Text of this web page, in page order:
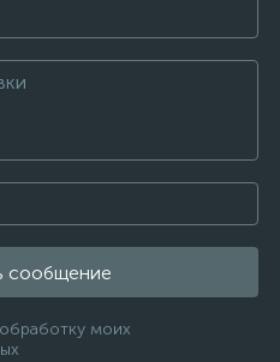
сообщение
моих